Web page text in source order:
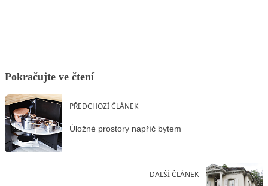
Pokračujte ve čtení
PŘEDCHOZÍ ČLÁNEK
Úložné prostory napříč bytem
DALŠÍ ČLÁNEK